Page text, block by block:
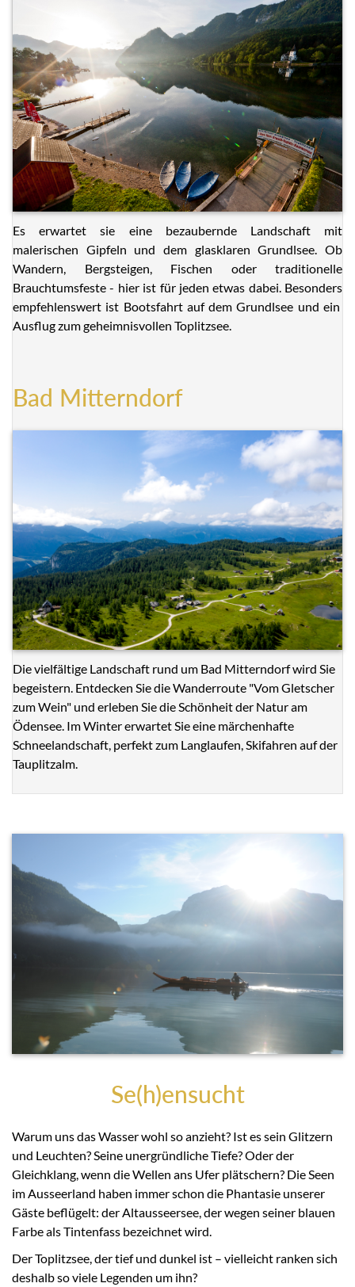
Es erwartet sie eine bezaubernde Landschaft mit
malerischen Gipfeln und dem glasklaren Grundlsee. Ob
Wandern, Bergsteigen, Fischen oder traditionelle
Brauchtumsfeste - hier ist für jeden etwas dabei. Besonders
empfehlenswert ist Bootsfahrt auf dem Grundlsee und ein
Ausflug zum geheimnisvollen Toplitzsee.
Bad Mitterndorf
Die vielfältige Landschaft rund um Bad Mitterndorf wird Sie
begeistern. Entdecken Sie die Wanderroute "Vom Gletscher
zum Wein" und erleben Sie die Schönheit der Natur am
Ödensee. Im Winter erwartet Sie eine märchenhafte
Schneelandschaft, perfekt zum Langlaufen, Skifahren auf der
Tauplitzalm.
Se(h)ensucht
Warum uns das Wasser wohl so anzieht? Ist es sein Glitzern
und Leuchten? Seine unergründliche Tiefe? Oder der
Gleichklang, wenn die Wellen ans Ufer plätschern? Die Seen
im Ausseerland haben immer schon die Phantasie unserer
Gäste beflügelt: der Altausseersee, der wegen seiner blauen
Farbe als Tintenfass bezeichnet wird.
Der Toplitzsee, der tief und dunkel ist – vielleicht ranken sich
deshalb so viele Legenden um ihn?